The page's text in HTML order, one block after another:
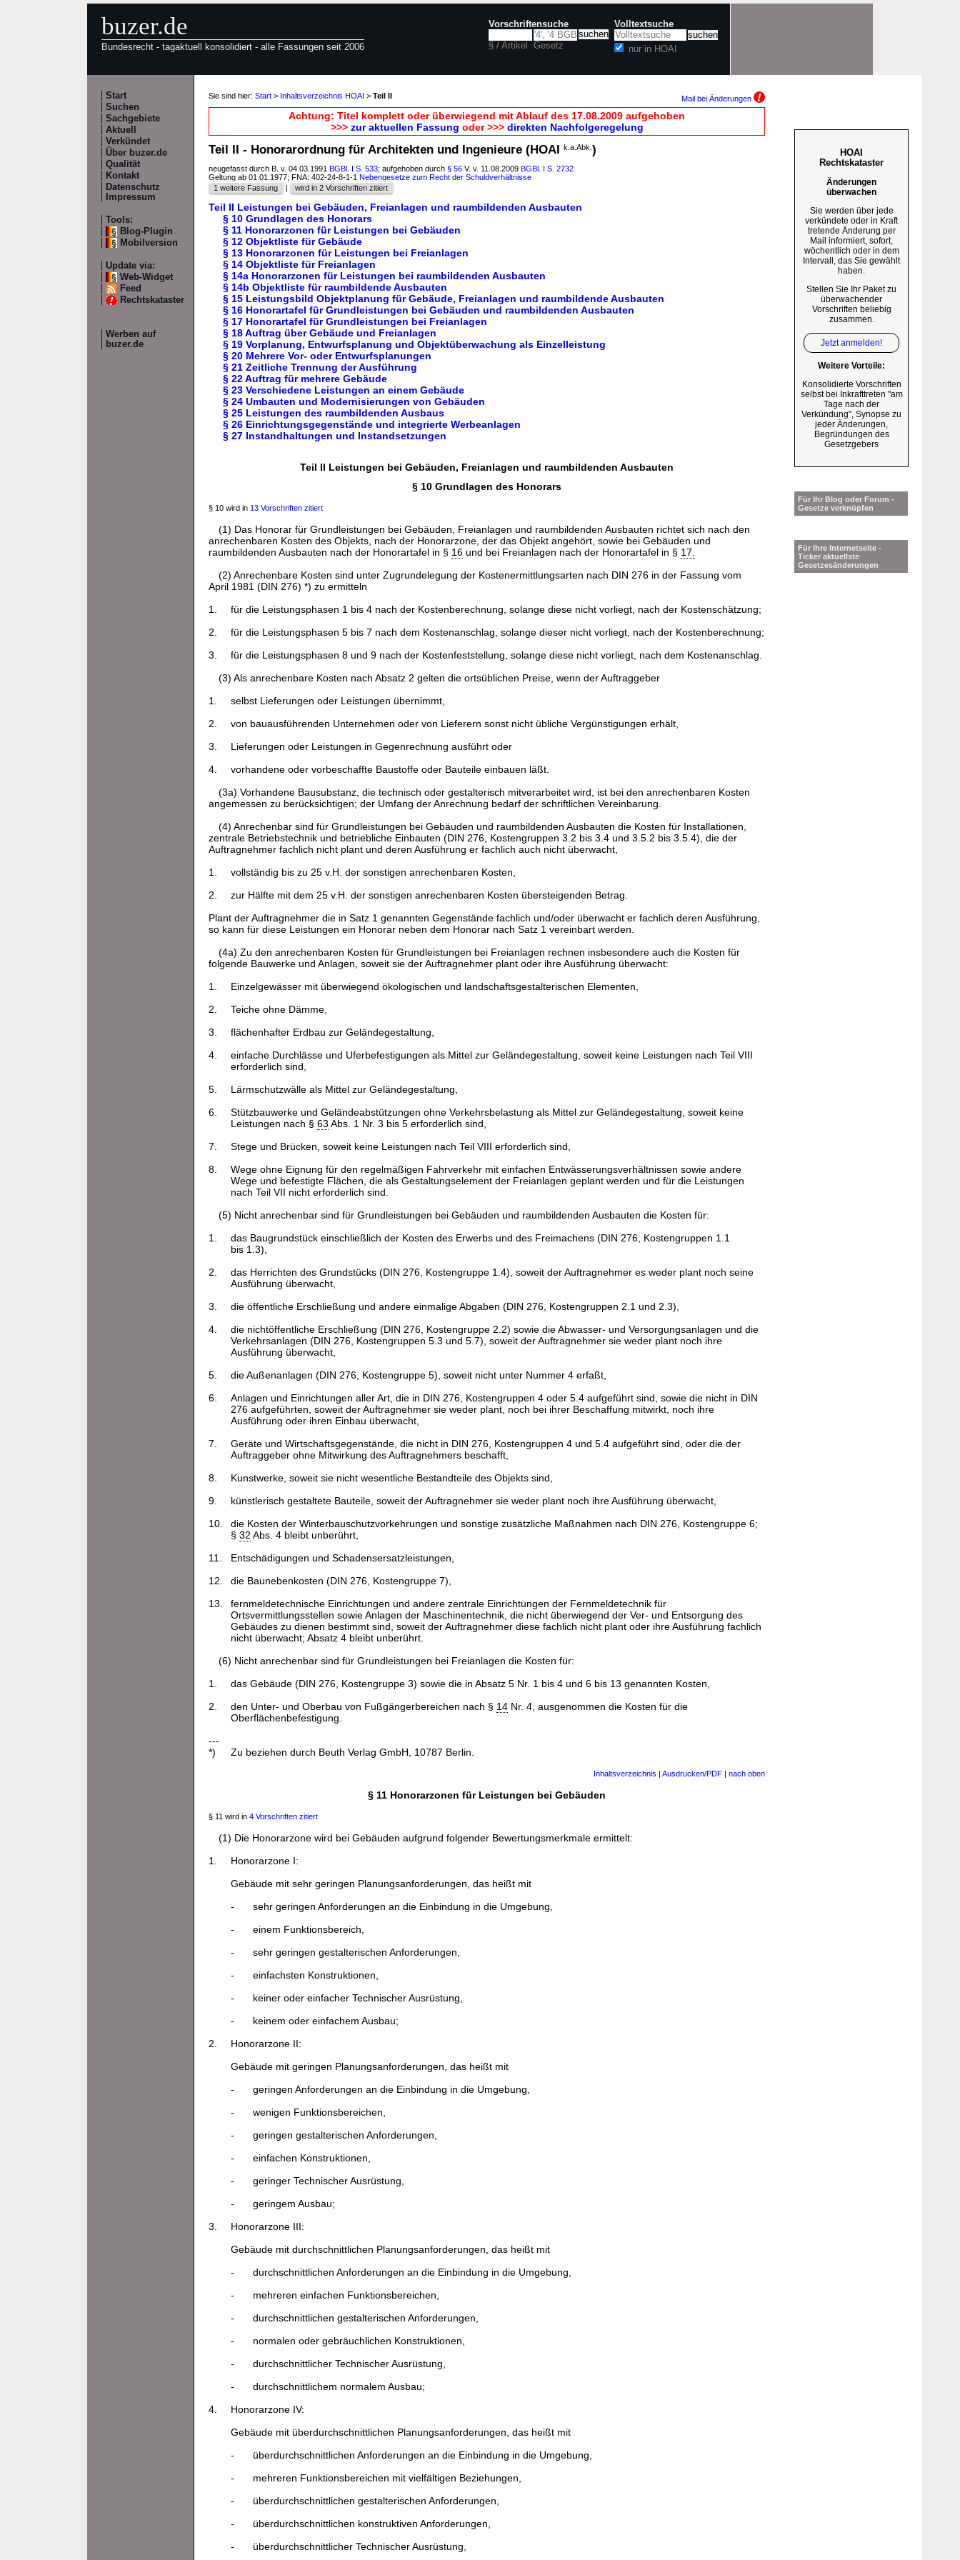
buzer.de
Bundesrecht - tagaktuell konsolidiert - alle Fassungen seit 2006
Vorschriftensuche
§ / Artikel Gesetz
Volltextsuche
nur in HOAI
Start
Suchen
Sachgebiete
Aktuell
Verkündet
Über buzer.de
Qualität
Kontakt
Datenschutz
Impressum
Tools:
Blog-Plugin
Mobilversion
Update via:
Web-Widget
Feed
Rechtskataster
Werben auf
buzer.de
Sie sind hier: Start > Inhaltsverzeichnis HOAI > Teil II Mail bei Änderungen
Achtung: Titel komplett oder überwiegend mit Ablauf des 17.08.2009 aufgehoben
>>> zur aktuellen Fassung oder >>> direkten Nachfolgeregelung
Teil II - Honorarordnung für Architekten und Ingenieure (HOAI k.a.Abk. )
neugefasst durch B. v. 04.03.1991 BGBl. I S. 533; aufgehoben durch § 56 V. v. 11.08.2009 BGBl. I S. 2732
Geltung ab 01.01.1977; FNA: 402-24-8-1-1 Nebengesetze zum Recht der Schuldverhältnisse
1 weitere Fassung
| wird in 2 Vorschriften zitiert
Teil II Leistungen bei Gebäuden, Freianlagen und raumbildenden Ausbauten
§ 10 Grundlagen des Honorars
§ 11 Honorarzonen für Leistungen bei Gebäuden
§ 12 Objektliste für Gebäude
§ 13 Honorarzonen für Leistungen bei Freianlagen
§ 14 Objektliste für Freianlagen
§ 14a Honorarzonen für Leistungen bei raumbildenden Ausbauten
§ 14b Objektliste für raumbildende Ausbauten
§ 15 Leistungsbild Objektplanung für Gebäude, Freianlagen und raumbildende Ausbauten
§ 16 Honorartafel für Grundleistungen bei Gebäuden und raumbildenden Ausbauten
§ 17 Honorartafel für Grundleistungen bei Freianlagen
§ 18 Auftrag über Gebäude und Freianlagen
§ 19 Vorplanung, Entwurfsplanung und Objektüberwachung als Einzelleistung
§ 20 Mehrere Vor- oder Entwurfsplanungen
§ 21 Zeitliche Trennung der Ausführung
§ 22 Auftrag für mehrere Gebäude
§ 23 Verschiedene Leistungen an einem Gebäude
§ 24 Umbauten und Modernisierungen von Gebäuden
§ 25 Leistungen des raumbildenden Ausbaus
§ 26 Einrichtungsgegenstände und integrierte Werbeanlagen
§ 27 Instandhaltungen und Instandsetzungen
Teil II Leistungen bei Gebäuden, Freianlagen und raumbildenden Ausbauten
§ 10 Grundlagen des Honorars
§ 10 wird in 13 Vorschriften zitiert
(1) Das Honorar für Grundleistungen bei Gebäuden, Freianlagen und raumbildenden Ausbauten richtet sich nach den
anrechenbaren Kosten des Objekts, nach der Honorarzone, der das Objekt angehört, sowie bei Gebäuden und
raumbildenden Ausbauten nach der Honorartafel in § 16 und bei Freianlagen nach der Honorartafel in § 17.
(2) Anrechenbare Kosten sind unter Zugrundelegung der Kostenermittlungsarten nach DIN 276 in der Fassung vom
April 1981 (DIN 276) *) zu ermitteln
1.
für die Leistungsphasen 1 bis 4 nach der Kostenberechnung, solange diese nicht vorliegt, nach der Kostenschätzung;
2.
für die Leistungsphasen 5 bis 7 nach dem Kostenanschlag, solange dieser nicht vorliegt, nach der Kostenberechnung;
3.
für die Leistungsphasen 8 und 9 nach der Kostenfeststellung, solange diese nicht vorliegt, nach dem Kostenanschlag.
(3) Als anrechenbare Kosten nach Absatz 2 gelten die ortsüblichen Preise, wenn der Auftraggeber
1.
selbst Lieferungen oder Leistungen übernimmt,
2.
von bauausführenden Unternehmen oder von Lieferern sonst nicht übliche Vergünstigungen erhält,
3.
Lieferungen oder Leistungen in Gegenrechnung ausführt oder
4.
vorhandene oder vorbeschaffte Baustoffe oder Bauteile einbauen läßt.
(3a) Vorhandene Bausubstanz, die technisch oder gestalterisch mitverarbeitet wird, ist bei den anrechenbaren Kosten
angemessen zu berücksichtigen; der Umfang der Anrechnung bedarf der schriftlichen Vereinbarung.
(4) Anrechenbar sind für Grundleistungen bei Gebäuden und raumbildenden Ausbauten die Kosten für Installationen,
zentrale Betriebstechnik und betriebliche Einbauten (DIN 276, Kostengruppen 3.2 bis 3.4 und 3.5.2 bis 3.5.4), die der
Auftragnehmer fachlich nicht plant und deren Ausführung er fachlich auch nicht überwacht,
1.
vollständig bis zu 25 v.H. der sonstigen anrechenbaren Kosten,
2.
zur Hälfte mit dem 25 v.H. der sonstigen anrechenbaren Kosten übersteigenden Betrag.
Plant der Auftragnehmer die in Satz 1 genannten Gegenstände fachlich und/oder überwacht er fachlich deren Ausführung,
so kann für diese Leistungen ein Honorar neben dem Honorar nach Satz 1 vereinbart werden.
(4a) Zu den anrechenbaren Kosten für Grundleistungen bei Freianlagen rechnen insbesondere auch die Kosten für
folgende Bauwerke und Anlagen, soweit sie der Auftragnehmer plant oder ihre Ausführung überwacht:
1.
Einzelgewässer mit überwiegend ökologischen und landschaftsgestalterischen Elementen,
2.
Teiche ohne Dämme,
3.
flächenhafter Erdbau zur Geländegestaltung,
4.
einfache Durchlässe und Uferbefestigungen als Mittel zur Geländegestaltung, soweit keine Leistungen nach Teil VIII
erforderlich sind,
5.
Lärmschutzwälle als Mittel zur Geländegestaltung,
6.
Stützbauwerke und Geländeabstützungen ohne Verkehrsbelastung als Mittel zur Geländegestaltung, soweit keine
Leistungen nach § 63 Abs. 1 Nr. 3 bis 5 erforderlich sind,
7.
Stege und Brücken, soweit keine Leistungen nach Teil VIII erforderlich sind,
8.
Wege ohne Eignung für den regelmäßigen Fahrverkehr mit einfachen Entwässerungsverhältnissen sowie andere
Wege und befestigte Flächen, die als Gestaltungselement der Freianlagen geplant werden und für die Leistungen
nach Teil VII nicht erforderlich sind.
(5) Nicht anrechenbar sind für Grundleistungen bei Gebäuden und raumbildenden Ausbauten die Kosten für:
1.
das Baugrundstück einschließlich der Kosten des Erwerbs und des Freimachens (DIN 276, Kostengruppen 1.1
bis 1.3),
2.
das Herrichten des Grundstücks (DIN 276, Kostengruppe 1.4), soweit der Auftragnehmer es weder plant noch seine
Ausführung überwacht,
3.
die öffentliche Erschließung und andere einmalige Abgaben (DIN 276, Kostengruppen 2.1 und 2.3),
4.
die nichtöffentliche Erschließung (DIN 276, Kostengruppe 2.2) sowie die Abwasser- und Versorgungsanlagen und die
Verkehrsanlagen (DIN 276, Kostengruppen 5.3 und 5.7), soweit der Auftragnehmer sie weder plant noch ihre
Ausführung überwacht,
5.
die Außenanlagen (DIN 276, Kostengruppe 5), soweit nicht unter Nummer 4 erfaßt,
6.
Anlagen und Einrichtungen aller Art, die in DIN 276, Kostengruppen 4 oder 5.4 aufgeführt sind, sowie die nicht in DIN
276 aufgeführten, soweit der Auftragnehmer sie weder plant, noch bei ihrer Beschaffung mitwirkt, noch ihre
Ausführung oder ihren Einbau überwacht,
7.
Geräte und Wirtschaftsgegenstände, die nicht in DIN 276, Kostengruppen 4 und 5.4 aufgeführt sind, oder die der
Auftraggeber ohne Mitwirkung des Auftragnehmers beschafft,
8.
Kunstwerke, soweit sie nicht wesentliche Bestandteile des Objekts sind,
9.
künstlerisch gestaltete Bauteile, soweit der Auftragnehmer sie weder plant noch ihre Ausführung überwacht,
10.
die Kosten der Winterbauschutzvorkehrungen und sonstige zusätzliche Maßnahmen nach DIN 276, Kostengruppe 6;
§ 32 Abs. 4 bleibt unberührt,
11.
Entschädigungen und Schadensersatzleistungen,
12.
die Baunebenkosten (DIN 276, Kostengruppe 7),
13.
fernmeldetechnische Einrichtungen und andere zentrale Einrichtungen der Fernmeldetechnik für
Ortsvermittlungsstellen sowie Anlagen der Maschinentechnik, die nicht überwiegend der Ver- und Entsorgung des
Gebäudes zu dienen bestimmt sind, soweit der Auftragnehmer diese fachlich nicht plant oder ihre Ausführung fachlich
nicht überwacht; Absatz 4 bleibt unberührt.
(6) Nicht anrechenbar sind für Grundleistungen bei Freianlagen die Kosten für:
1.
das Gebäude (DIN 276, Kostengruppe 3) sowie die in Absatz 5 Nr. 1 bis 4 und 6 bis 13 genannten Kosten,
2.
den Unter- und Oberbau von Fußgängerbereichen nach § 14Nr. 4, ausgenommen die Kosten für die
Oberflächenbefestigung.
---
*)
Zu beziehen durch Beuth Verlag GmbH, 10787 Berlin.
Inhaltsverzeichnis Ausdrucken/PDF nach oben
§ 11 Honorarzonen für Leistungen bei Gebäuden
§ 11 wird in 4 Vorschriften zitiert
(1) Die Honorarzone wird bei Gebäuden aufgrund folgender Bewertungsmerkmale ermittelt:
1.
Honorarzone I:
Gebäude mit sehr geringen Planungsanforderungen, das heißt mit
-
sehr geringen Anforderungen an die Einbindung in die Umgebung,
-
einem Funktionsbereich,
-
sehr geringen gestalterischen Anforderungen,
-
einfachsten Konstruktionen,
-
keiner oder einfacher Technischer Ausrüstung,
-
keinem oder einfachem Ausbau;
2.
Honorarzone II:
Gebäude mit geringen Planungsanforderungen, das heißt mit
-
geringen Anforderungen an die Einbindung in die Umgebung,
-
wenigen Funktionsbereichen,
-
geringen gestalterischen Anforderungen,
-
einfachen Konstruktionen,
-
geringer Technischer Ausrüstung,
-
geringem Ausbau;
3.
Honorarzone III:
Gebäude mit durchschnittlichen Planungsanforderungen, das heißt mit
-
durchschnittlichen Anforderungen an die Einbindung in die Umgebung,
-
mehreren einfachen Funktionsbereichen,
-
durchschnittlichen gestalterischen Anforderungen,
-
normalen oder gebräuchlichen Konstruktionen,
-
durchschnittlicher Technischer Ausrüstung,
-
durchschnittlichem normalem Ausbau;
4.
Honorarzone IV:
Gebäude mit überdurchschnittlichen Planungsanforderungen, das heißt mit
-
überdurchschnittlichen Anforderungen an die Einbindung in die Umgebung,
-
mehreren Funktionsbereichen mit vielfältigen Beziehungen,
-
überdurchschnittlichen gestalterischen Anforderungen,
-
überdurchschnittlichen konstruktiven Anforderungen,
-
überdurchschnittlicher Technischer Ausrüstung,
HOAI
Rechtskataster
Änderungen
überwachen
Sie werden über jede
verkündete oder in Kraft
tretende Änderung per
Mail informiert, sofort,
wöchentlich oder in dem
Intervall, das Sie gewählt
haben.
Stellen Sie Ihr Paket zu
überwachender
Vorschriften beliebig
zusammen.
Jetzt anmelden!
Weitere Vorteile:
Konsolidierte Vorschriften
selbst bei Inkrafttreten "am
Tage nach der
Verkündung", Synopse zu
jeder Änderungen,
Begründungen des
Gesetzgebers
Für Ihr Blog oder Forum -
Gesetze verknüpfen
Für Ihre Internetseite -
Ticker aktuellste
Gesetzesänderungen